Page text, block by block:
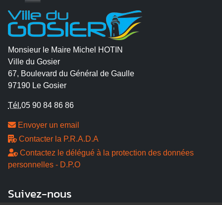
Monsieur le Maire Michel HOTIN
Ville du Gosier
67, Boulevard du Général de Gaulle
97190 Le Gosier
Tél.05 90 84 86 86
Envoyer un email
Contacter la P.R.A.D.A
Contactez le délégué à la protection des données
personnelles - D.P.O
Suivez-nous